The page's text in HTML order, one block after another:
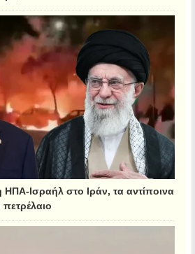
ΗΠΑ-Ισραήλ στο Ιράν, τα αντίποινα
πετρέλαιο